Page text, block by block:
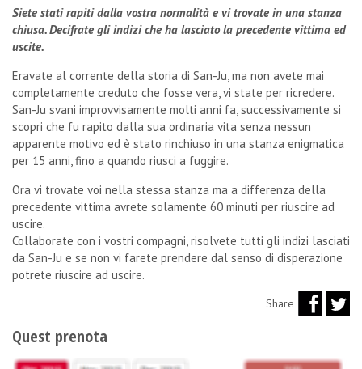
Siete stati rapiti dalla vostra normalità e vi trovate in una stanza
chiusa. Decifrate gli indizi che ha lasciato la precedente vittima ed
uscite.
Eravate al corrente della storia di San-Ju, ma non avete mai
completamente creduto che fosse vera, vi state per ricredere.
San-Ju svani improvvisamente molti anni fa, successivamente si
scopri che fu rapito dalla sua ordinaria vita senza nessun
apparente motivo ed è stato rinchiuso in una stanza enigmatica
per 15 anni, fino a quando riusci a fuggire.
Ora vi trovate voi nella stessa stanza ma a differenza della
precedente vittima avrete solamente 60 minuti per riuscire ad
uscire.
Collaborate con i vostri compagni, risolvete tutti gli indizi lasciati
da San-Ju e se non vi farete prendere dal senso di disperazione
potrete riuscire ad uscire.
Share
Quest prenota